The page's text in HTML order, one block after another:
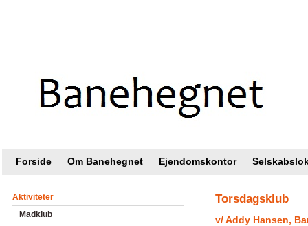
Forside Om Banehegnet Ejendomskontor
Aktiviteter
Madklub
Torsdagsklub
v/ Addy Hansen,